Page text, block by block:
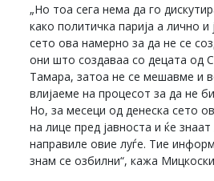
„Но тоа сега нема да го
како политичка парија а лично
сето ова намерно за да не се
они што создаваа со децата од
Тамара, затоа не се мешавме и
влијаеме на процесот за да не
Но, за месеци од денеска сето
на лице пред јавноста и ќе
направиле овие луѓе. Тие
знам се озбилни“, кажа